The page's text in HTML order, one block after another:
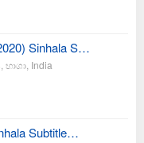
Sinhala S…
භාශා India
Subtitle…